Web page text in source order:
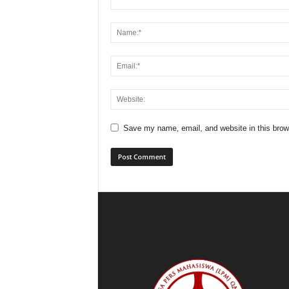
Save my name, email, and website in this